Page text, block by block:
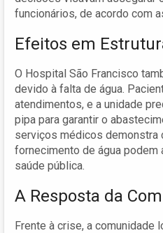
funcionários, de acordo com
Efeitos em
O Hospital São Francisco
devido à falta de água.
atendimentos, e a unidade
pipa para garantir o
serviços médicos demonstra
fornecimento de água
saúde pública.
A Resposta da
Frente à crise, a comunidade